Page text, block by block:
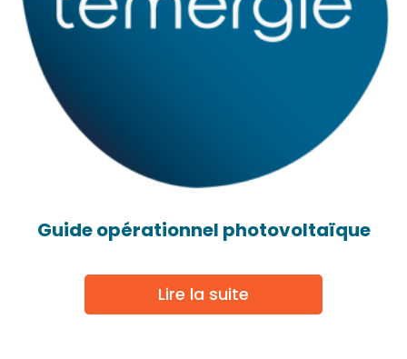
Guide opérationnel photovoltaïque
Lire la suite